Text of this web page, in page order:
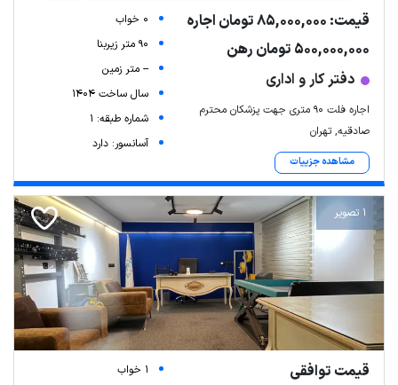
قیمت: 85,000,000 تومان اجاره
500,000,000 تومان رهن
دفتر کار و اداری
اجاره فلت ۹۰ متری جهت پزشکان محترم
صادقیه, تهران
مشاهده جزییات
0 خواب
90 متر زیربنا
-- متر زمین
سال ساخت 1404
شماره طبقه: 1
آسانسور: دارد
1 تصویر
قیمت توافقی
1 خواب